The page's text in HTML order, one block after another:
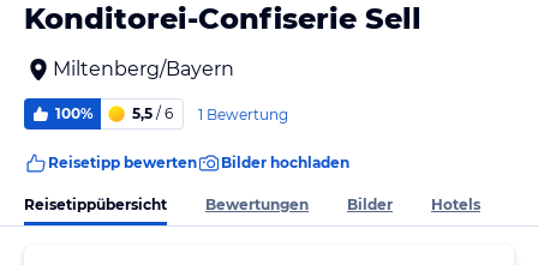
Konditorei-Confiserie Sell
Miltenberg/Bayern
100% 5,5 / 6 1 Bewertung
Reisetipp bewerten Bilder hochladen
Reisetippübersicht Bewertungen Bilder Hotels